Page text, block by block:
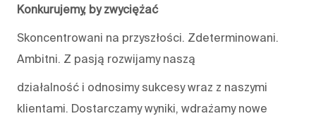
Konkurujemy, by zwyciężać
Skoncentrowani na przyszłości. Zdeterminowani.
Ambitni. Z pasją rozwijamy naszą
działalność i odnosimy sukcesy wraz z naszymi
klientami. Dostarczamy wyniki, wdrażamy nowe